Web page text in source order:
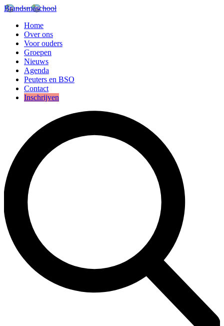
Brandsmaschool
Home
Over ons
Voor ouders
Groepen
Nieuws
Agenda
Peuters en BSO
Contact
Inschrijven